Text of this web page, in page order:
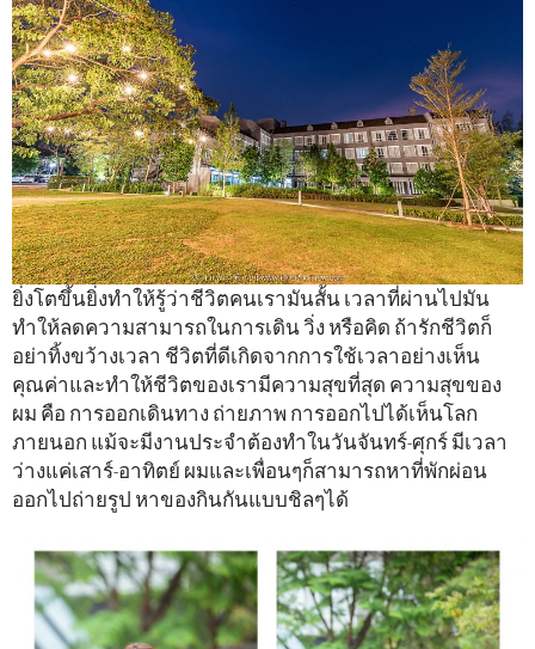
ยิ่งโตขึ้นยิ่งทำให้รู้ว่าชีวิตคนเรามันสั้น เวลาที่ผ่านไปมัน
ทำให้ลดความสามารถในการเดิน วิ่ง หรือคิด ถ้ารักชีวิตก็
อย่าทิ้งขว้างเวลา ชีวิตที่ดีเกิดจากการใช้เวลาอย่างเห็น
คุณค่าและทำให้ชีวิตของเรามีความสุขที่สุด ความสุขของ
ผม คือ การออกเดินทาง ถ่ายภาพ การออกไปได้เห็นโลก
ภายนอก แม้จะมีงานประจำต้องทำในวันจันทร์-ศุกร์ มีเวลา
ว่างแค่เสาร์-อาทิตย์ ผมและเพื่อนๆก็สามารถหาที่พักผ่อน
ออกไปถ่ายรูป หาของกินกันแบบชิลๆได้